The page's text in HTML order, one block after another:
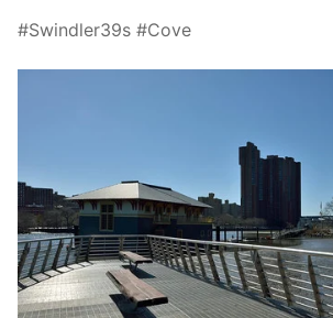
#Swindler39s #Cove